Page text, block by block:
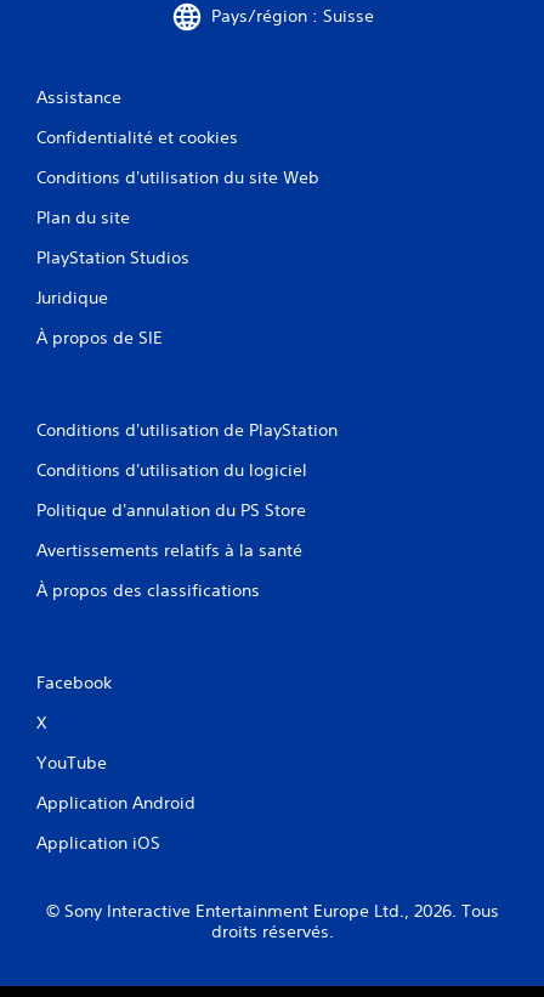
Pays/région : Suisse
Assistance
Confidentialité et cookies
Conditions d'utilisation du site Web
Plan du site
PlayStation Studios
Juridique
À propos de SIE
Conditions d'utilisation de PlayStation
Conditions d'utilisation du logiciel
Politique d'annulation du PS Store
Avertissements relatifs à la santé
À propos des classifications
Facebook
X
YouTube
Application Android
Application iOS
© Sony Interactive Entertainment Europe Ltd., 2026. Tous
droits réservés.